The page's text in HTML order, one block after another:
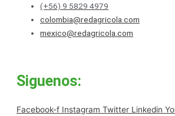
(+56) 9 5829 4979
colombia@redagricola.com
mexico@redagricola.com
Siguenos:
Facebook-f Instagram Twitter Linkedin